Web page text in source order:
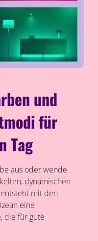
und
für
Tag
aus oder wende
dynamischen
mit den
eine
die für gute